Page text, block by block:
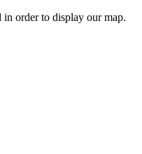
in order to display our map.